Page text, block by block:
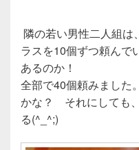
隣の若い男性二人組は
ラスを10個ずつ頼んで
あるのか！
全部で40個頼みました
かな？ それにしても
る(^_^;)